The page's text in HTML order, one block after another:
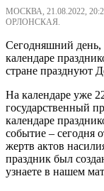
МОСКВА, 21.08.2022,
ОРЛОНСКАЯ.
Сегодняшний день,
календаре
стране празднуют
На календаре уже
государственный
календаре
событие – сегодня
жертв актов
праздник был
узнаете в нашем